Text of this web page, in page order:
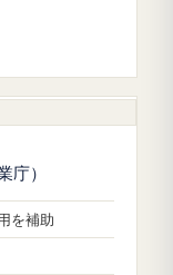
庁）
を補助